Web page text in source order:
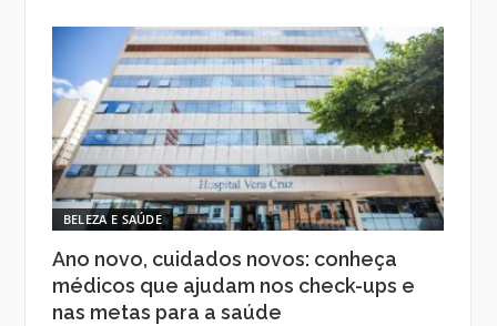
BELEZA E SAÚDE
Ano novo, cuidados novos: conheça
médicos que ajudam nos check-ups e
nas metas para a saúde